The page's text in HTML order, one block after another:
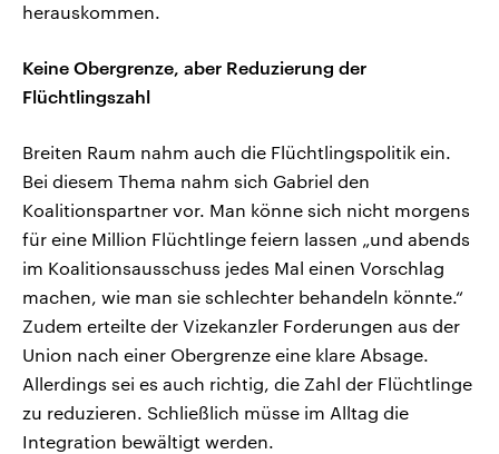
herauskommen.
Keine Obergrenze, aber Reduzierung der
Flüchtlingszahl
Breiten Raum nahm auch die Flüchtlingspolitik ein.
Bei diesem Thema nahm sich Gabriel den
Koalitionspartner vor. Man könne sich nicht morgens
für eine Million Flüchtlinge feiern lassen „und abends
im Koalitionsausschuss jedes Mal einen Vorschlag
machen, wie man sie schlechter behandeln könnte.“
Zudem erteilte der Vizekanzler Forderungen aus der
Union nach einer Obergrenze eine klare Absage.
Allerdings sei es auch richtig, die Zahl der Flüchtlinge
zu reduzieren. Schließlich müsse im Alltag die
Integration bewältigt werden.